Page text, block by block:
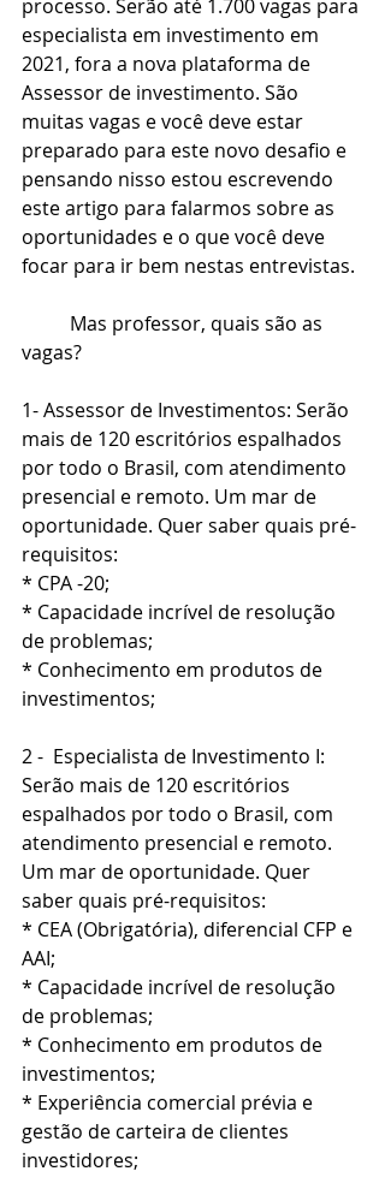
processo. Serão até 1.700 vagas para
especialista em investimento em
2021, fora a nova plataforma de
Assessor de investimento. São
muitas vagas e você deve estar
preparado para este novo desafio e
pensando nisso estou escrevendo
este artigo para falarmos sobre as
oportunidades e o que você deve
focar para ir bem nestas entrevistas.
vagas?
1- Assessor de Investimentos: Serão
mais de 120 escritórios espalhados
por todo o Brasil, com atendimento
presencial e remoto. Um mar de
oportunidade. Quer saber quais pré-
requisitos:
* CPA -20;
* Capacidade incrível de resolução
de problemas;
* Conhecimento em produtos de
investimentos;
2 -  Especialista de Investimento I:
Serão mais de 120 escritórios
espalhados por todo o Brasil, com
atendimento presencial e remoto.
Um mar de oportunidade. Quer
saber quais pré-requisitos:
* CEA (Obrigatória), diferencial CFP e
AAI;
* Capacidade incrível de resolução
de problemas;
* Conhecimento em produtos de
investimentos;
* Experiência comercial prévia e
gestão de carteira de clientes
investidores;